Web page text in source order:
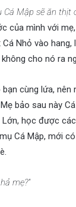
Cá Mập sẽ ăn thịt
của mình với
Nhỏ vào hang,
cho nó ra
cùng lứa, nên
bảo sau này
Lớn, học được
Cá Mập, mới
mẹ?”